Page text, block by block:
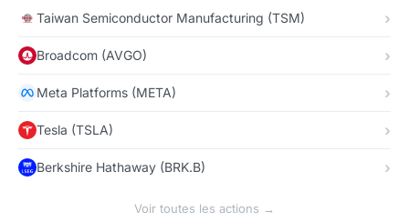
Taiwan Semiconductor Manufacturing (TSM)
Broadcom (AVGO)
Meta Platforms (META)
Tesla (TSLA)
Berkshire Hathaway (BRK.B)
Voir toutes les actions →